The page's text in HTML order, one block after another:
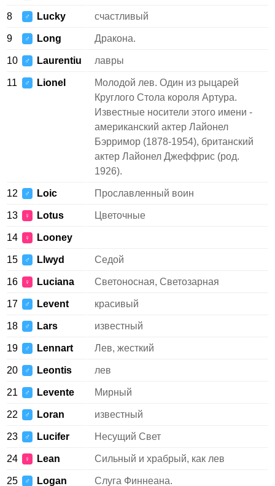
8 ♂ Lucky счастливый
9 ♂ Long Дракона.
10 ♂ Laurentiu лавры
11 ♂ Lionel
Молодой лев. Один из рыцарей
Круглого Стола короля Артура.
Известные носители этого имени -
американский актер Лайонел
Бэрримор (1878-1954), британский
актер Лайонел Джеффрис (род.
1926).
12 ♂ Loic Прославленный воин
13 ♀ Lotus Цветочные
14 ♀ Looney
15 ♂ Llwyd Седой
16 ♀ Luciana Светоносная, Светозарная
17 ♂ Levent красивый
18 ♂ Lars известный
19 ♂ Lennart Лев, жесткий
20 ♂ Leontis лев
21 ♂ Levente Мирный
22 ♂ Loran известный
23 ♂ Lucifer Несущий Свет
24 ♀ Lean Сильный и храбрый, как лев
25 ♂ Logan Слуга Финнеана.